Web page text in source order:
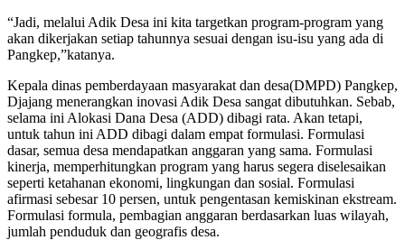
“Jadi, melalui Adik Desa ini kita targetkan program-program yang
akan dikerjakan setiap tahunnya sesuai dengan isu-isu yang ada di
Pangkep,”katanya.
Kepala dinas pemberdayaan masyarakat dan desa(DMPD) Pangkep,
Djajang menerangkan inovasi Adik Desa sangat dibutuhkan. Sebab,
selama ini Alokasi Dana Desa (ADD) dibagi rata. Akan tetapi,
untuk tahun ini ADD dibagi dalam empat formulasi. Formulasi
dasar, semua desa mendapatkan anggaran yang sama. Formulasi
kinerja, memperhitungkan program yang harus segera diselesaikan
seperti ketahanan ekonomi, lingkungan dan sosial. Formulasi
afirmasi sebesar 10 persen, untuk pengentasan kemiskinan ekstream.
Formulasi formula, pembagian anggaran berdasarkan luas wilayah,
jumlah penduduk dan geografis desa.